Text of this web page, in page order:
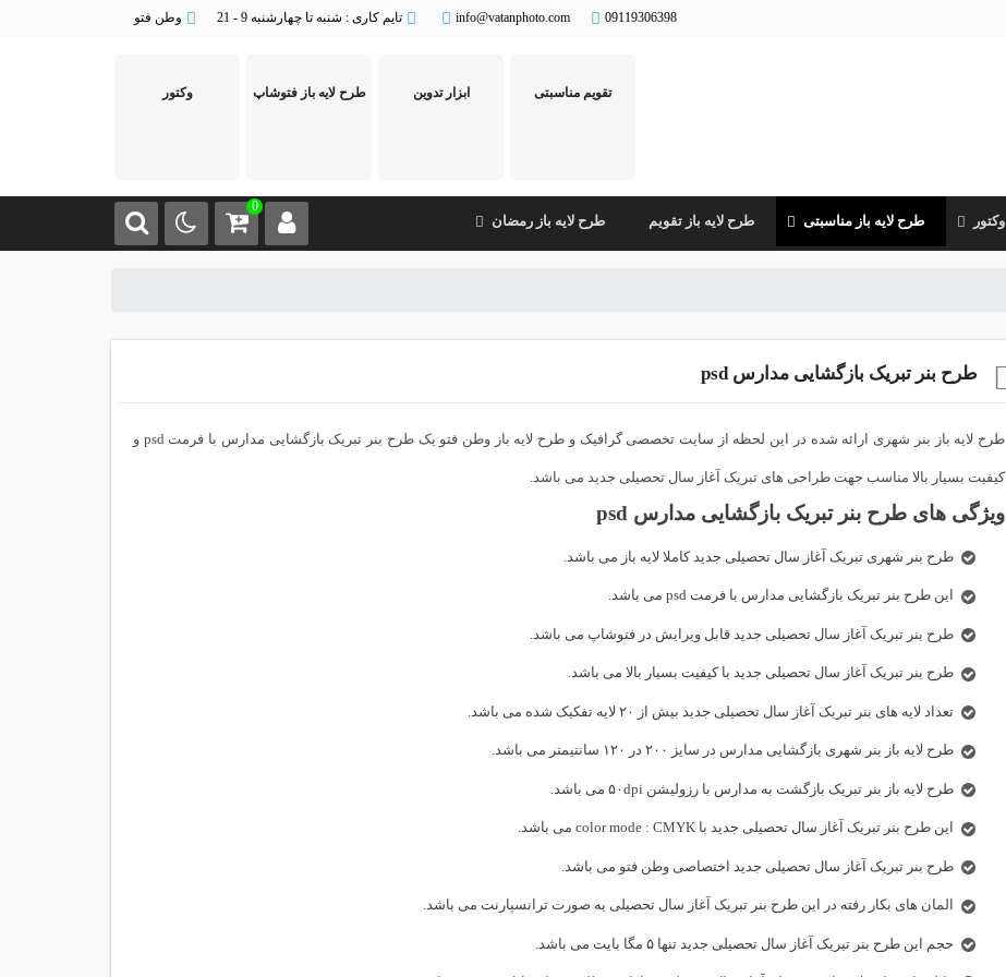
09119306398
info@vatanphoto.com تایم کاری : شنبه تا چهارشنبه 9 - 21 وطن فتو
وکتور طرح لایه باز فتوشاپ ابزار تدوین تقویم مناسبتی
وکتور طرح لایه باز مناسبتی طرح لایه باز تقویم طرح لایه باز رمضان
0
طرح بنر تبریک بازگشایی مدارس psd
طرح لایه باز بنر شهری ارائه شده در این لحظه از سایت تخصصی گرافیک و طرح لایه باز وطن فتو یک طرح بنر تبریک بازگشایی مدارس با فرمت psd و
کیفیت بسیار بالا مناسب جهت طراحی های تبریک آغاز سال تحصیلی جدید می باشد.
ویژگی های طرح بنر تبریک بازگشایی مدارس psd
طرح بنر شهری تبریک آغاز سال تحصیلی جدید کاملا لایه باز می باشد.
این طرح بنر تبریک بازگشایی مدارس با فرمت psd می باشد.
طرح بنر تبریک آغاز سال تحصیلی جدید قابل ویرایش در فتوشاپ می باشد.
طرح بنر تبریک آغاز سال تحصیلی جدید با کیفیت بسیار بالا می باشد.
تعداد لایه های بنر تبریک آغاز سال تحصیلی جدید بیش از ۲۰ لایه تفکیک شده می باشد.
طرح لایه باز بنر شهری بازگشایی مدارس در سایز ۲۰۰ در ۱۲۰ سانتیمتر می باشد.
طرح لایه باز بنر تبریک بازگشت به مدارس با رزولیشن ۵۰dpi می باشد.
این طرح بنر تبریک آغاز سال تحصیلی جدید با color mode : CMYK می باشد.
طرح بنر تبریک آغاز سال تحصیلی جدید اختصاصی وطن فتو می باشد.
المان های بکار رفته در این طرح بنر تبریک آغاز سال تحصیلی به صورت ترانسپارنت می باشد.
حجم این طرح بنر تبریک آغاز سال تحصیلی جدید تنها ۵ مگا بایت می باشد.